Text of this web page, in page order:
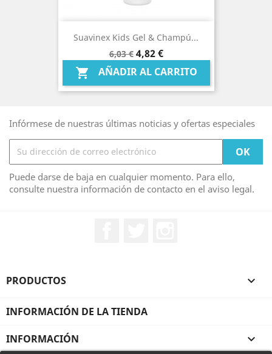
Suavinex Kids Gel & Champú...
Precio
base
6,03 € Precio
4,82 €
 AÑADIR AL CARRITO
Infórmese de nuestras últimas noticias y ofertas especiales
Puede darse de baja en cualquier momento. Para ello,
consulte nuestra información de contacto en el aviso legal.
PRODUCTOS 
INFORMACIÓN DE LA TIENDA
INFORMACIÓN 